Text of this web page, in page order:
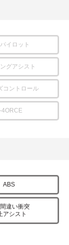
イロット
グアシスト
コントロール
4ORCE
ABS
違い衝突
アシスト